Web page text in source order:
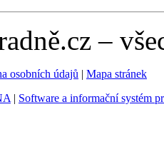
–
osobních údajů | Mapa stránek
| Software a informační systém